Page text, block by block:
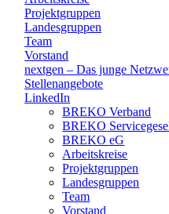
Projektgruppen
Landesgruppen
Team
Vorstand
nextgen – Das junge
Stellenangebote
LinkedIn
BREKO Verband
BREKO
BREKO eG
Arbeitskreise
Projektgruppen
Landesgruppen
Team
Vorstand